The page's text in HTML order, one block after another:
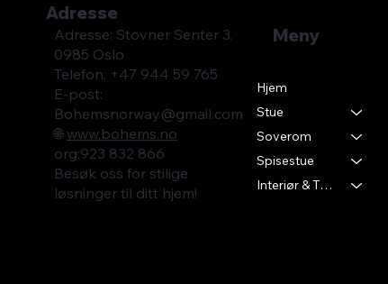
Adresse
Adresse: Stovner Senter 3,
0985 Oslo
Telefon: +47 944 59 765
E-post:
Bohemsnorway@gmail.com
🌐 www.bohems.no
​org:923 832 866
Besøk oss for stilige
løsninger til ditt hjem!
Meny
Hjem
Stue
Soverom
Spisestue
Interiør & Tekstil